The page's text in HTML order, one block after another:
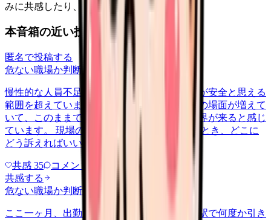
みに共感したり、自分の状況を投稿できます。
本音箱の近い投稿
匿名で投稿する
危ない職場か判断してほしい
yametai
慢性的な人員不足で、一人で受け持つ患者数が安全と思える
範囲を超えています。インシデント一歩手前の場面が増えて
いて、このままでは患者さんにも自分にも限界が来ると感じ
ています。 現場の声を上げても改善されないとき、どこに
どう訴えればいいのでしょうか。
共感 35 コメント
共感する
危ない職場か判断してほしい
ここ一ヶ月、出勤途中に吐き気と涙が出て、駅で何度か引き